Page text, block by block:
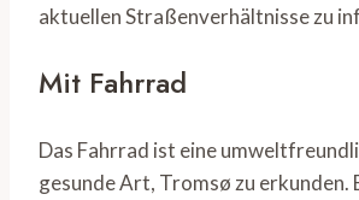
aktuellen Straßenverhältnisse zu
Mit Fahrrad
Das Fahrrad ist eine
gesunde Art, Tromsø zu erkunden.